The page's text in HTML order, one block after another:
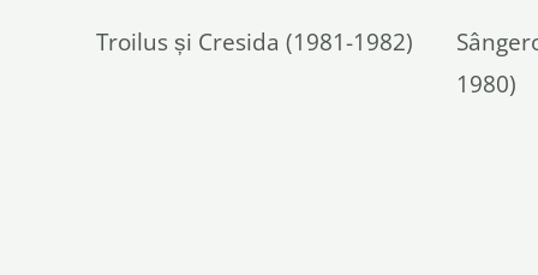
Troilus și Cresida (1981-1982)
1980)